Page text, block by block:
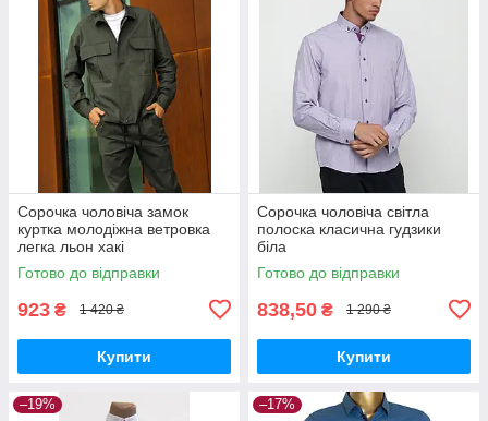
Сорочка чоловіча замок
куртка молодіжна ветровка
легка льон хакі
Готово до відправки
923 ₴ 1 420 ₴
Купити
Сорочка чоловіча світла
полоска класична гудзики
біла
Готово до відправки
838,50 ₴ 1 290 ₴
Купити
–19% –17%